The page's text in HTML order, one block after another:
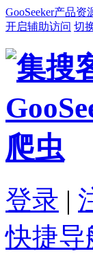
GooSeeker产品资
开启辅助访问 切
登录 |
快捷导